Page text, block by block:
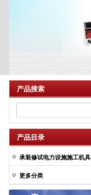
产品搜索
产品目录
承装修试电力设施施工机具
更多分类